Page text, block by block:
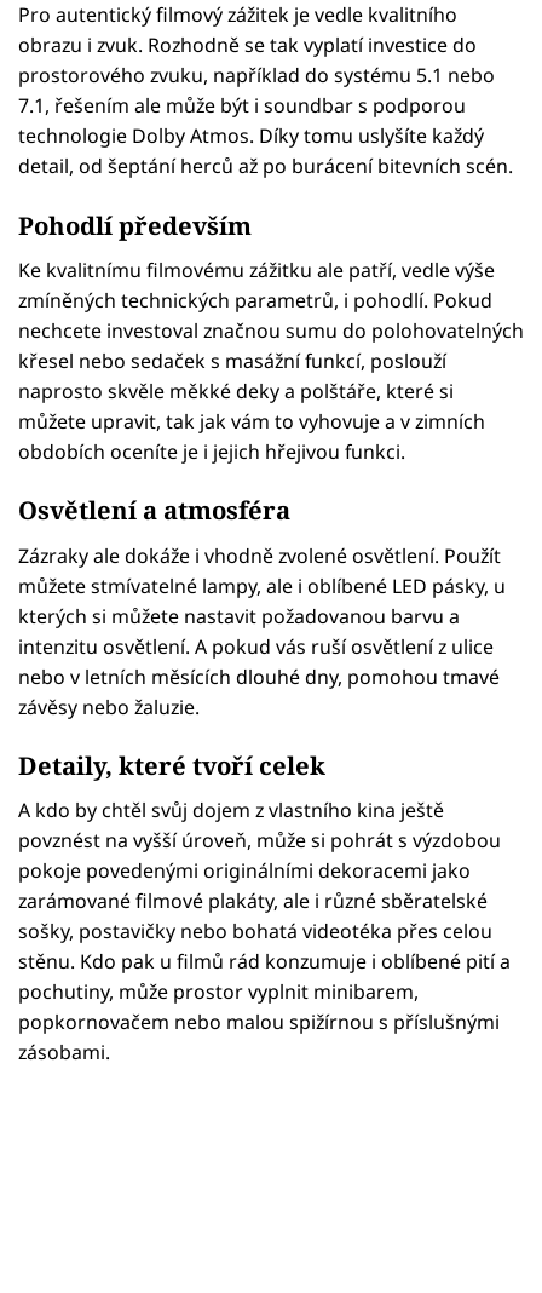
Pro autentický filmový zážitek je vedle kvalitního
obrazu i zvuk. Rozhodně se tak vyplatí investice do
prostorového zvuku, například do systému 5.1 nebo
7.1, řešením ale může být i soundbar s podporou
technologie Dolby Atmos. Díky tomu uslyšíte každý
detail, od šeptání herců až po burácení bitevních scén.
Pohodlí především
Ke kvalitnímu filmovému zážitku ale patří, vedle výše
zmíněných technických parametrů, i pohodlí. Pokud
nechcete investoval značnou sumu do polohovatelných
křesel nebo sedaček s masážní funkcí, poslouží
naprosto skvěle měkké deky a polštáře, které si
můžete upravit, tak jak vám to vyhovuje a v zimních
obdobích oceníte je i jejich hřejivou funkci.
Osvětlení a atmosféra
Zázraky ale dokáže i vhodně zvolené osvětlení. Použít
můžete stmívatelné lampy, ale i oblíbené LED pásky, u
kterých si můžete nastavit požadovanou barvu a
intenzitu osvětlení. A pokud vás ruší osvětlení z ulice
nebo v letních měsících dlouhé dny, pomohou tmavé
závěsy nebo žaluzie.
Detaily, které tvoří celek
A kdo by chtěl svůj dojem z vlastního kina ještě
povznést na vyšší úroveň, může si pohrát s výzdobou
pokoje povedenými originálními dekoracemi jako
zarámované filmové plakáty, ale i různé sběratelské
sošky, postavičky nebo bohatá videotéka přes celou
stěnu. Kdo pak u filmů rád konzumuje i oblíbené pití a
pochutiny, může prostor vyplnit minibarem,
popkornovačem nebo malou spižírnou s příslušnými
zásobami.